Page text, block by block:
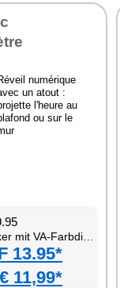
numérique
un atout :
l'heure au
ou sur le
VA-Farbdisplay
13.95*
11,99*